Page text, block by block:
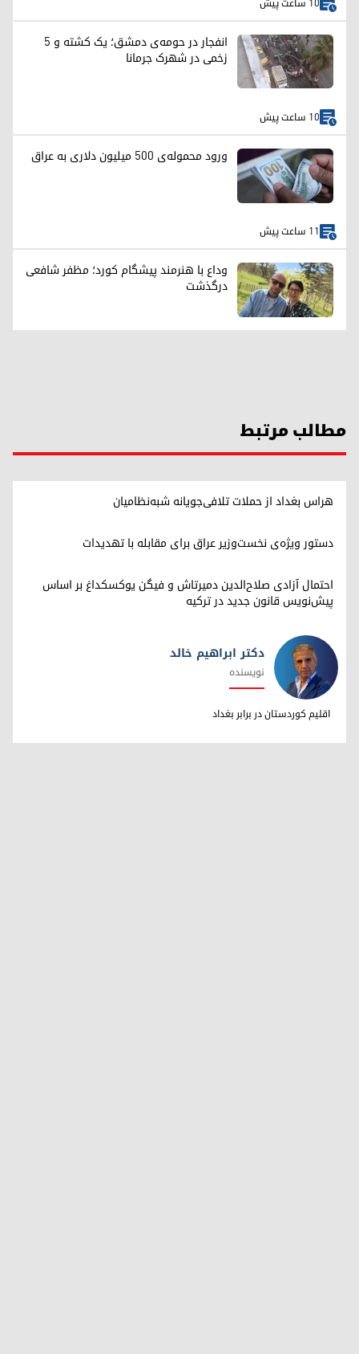
انفجار در حومه‌ی دمشق؛ یک کشته و ۵
زخمی در شهرک جرمانا
10 ساعت پیش
ورود محموله‌ی ۵۰۰ میلیون دلاری به عراق
11 ساعت پیش
وداع با هنرمند پیشگام کورد؛ مظفر شافعی
درگذشت
مطالب مرتبط
هراس بغداد از حملات تلافی‌جویانه شبه‌نظامیان
دستور ویژه‌ی نخست‌وزیر عراق برای مقابله با تهدیدات
احتمال آزادی صلاح‌الدین دمیرتاش و فیگن یوکسکداغ بر اساس
پیش‌نویس قانون جدید در ترکیه
دکتر ابراهیم خالد
دکتر ابراهیم خالد
نویسنده
اقلیم کوردستان در برابر بغداد